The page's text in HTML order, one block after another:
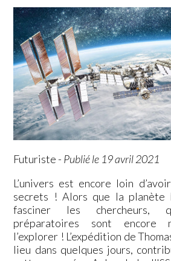
Futuriste - Publié le 19 avril 2021
L’univers est encore loin
secrets ! Alors que la planète
fasciner les chercheurs,
préparatoires sont encore
l’explorer ! L’expédition de
lieu dans quelques jours,